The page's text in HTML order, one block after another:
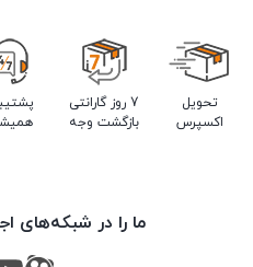
تحویل
اکسپرس
7 روز گارانتی
بازگشت وجه
ما را در شبکه‌های